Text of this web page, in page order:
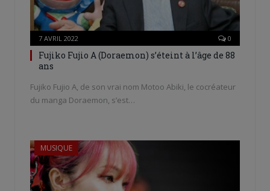
7 AVRIL 2022 0
Fujiko Fujio A (Doraemon) s’éteint à l’âge de 88
ans
Fujiko Fujio A, de son vrai nom Motoo Abiki, le cocréateur
du manga Doraemon, s’est…
MUSIQUE